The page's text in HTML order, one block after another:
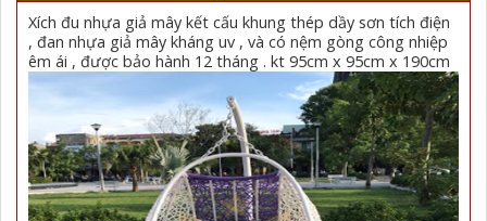
Xích đu nhựa giả mây kết cấu khung thép dầy sơn tích điện
, đan nhựa giả mây kháng uv , và có nệm gòng công nhiệp
êm ái , được bảo hành 12 tháng . kt 95cm x 95cm x 190cm